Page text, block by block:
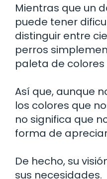
Mientras que un
puede tener
distinguir entre
perros
paleta de
Así que, aunque
los colores que
no significa que
forma de
De hecho, su
sus necesidades.